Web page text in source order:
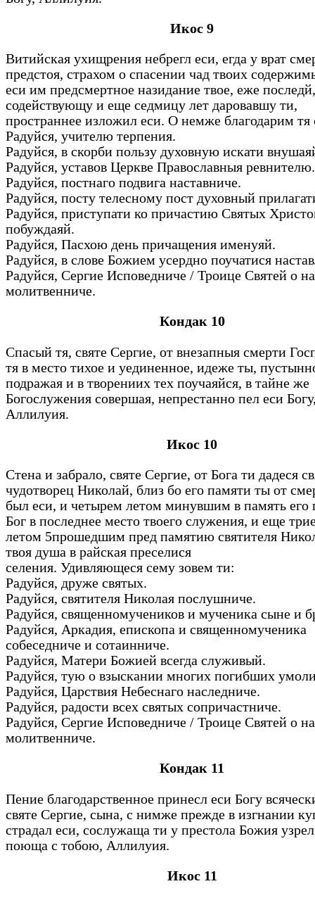
Икос 9
Витийская ухищрения небрегл еси, егда у врат
предстоя, страхом о спасении чад твоих
еси им предсмертное назидание твое, еже
содействующу и еще седмицу лет даровавшу ти,
пространнее изложил еси. О немже благодарим
Радуйся, учителю терпения.
Радуйся, в скорби пользу духовную искати
Радуйся, уставов Церкве Православныя
Радуйся, постнаго подвига наставниче.
Радуйся, посту телесному пост духовный
Радуйся, приступати ко причастию Святых
побуждаяй.
Радуйся, Пасхою день причащения именуяй.
Радуйся, в слове Божием усердно поучатися
Радуйся, Сергие Исповедниче / Троице Святей о
молитвенниче.
Кондак 10
Спасый тя, святе Сергие, от внезапныя смерти
тя в место тихое и уединенное, идеже ты,
подражая и в творениих тех поучаяйся, в тайне же
Богослужения совершая, непрестанно пел еси
Аллилуия.
Икос 10
Стена и забрало, святе Сергие, от Бога ти дадеся
чудотворец Николай, близ бо его памяти ты от
был еси, и четырем летом минувшим в память его
Бог в последнее место твоего служения, и еще
летом 5прошедшим пред памятию святителя
твоя душа в райская преселися
селения. Удивляющеся сему зовем ти:
Радуйся, друже святых.
Радуйся, святителя Николая послушниче.
Радуйся, священномучеников и мученика сыне и
Радуйся, Аркадия, епископа и священномученика
собеседниче и сотаинниче.
Радуйся, Матери Божией всегда служивый.
Радуйся, тую о взыскании многих погибших
Радуйся, Царствия Небеснаго наследниче.
Радуйся, радости всех святых сопричастниче.
Радуйся, Сергие Исповедниче / Троице Святей о
молитвенниче.
Кондак 11
Пение благодарственное принесл еси Богу
святе Сергие, сына, с нимже прежде в изгнании
страдал еси, сослужаща ти у престола Божия
поюща с тобою, Аллилуия.
Икос 11